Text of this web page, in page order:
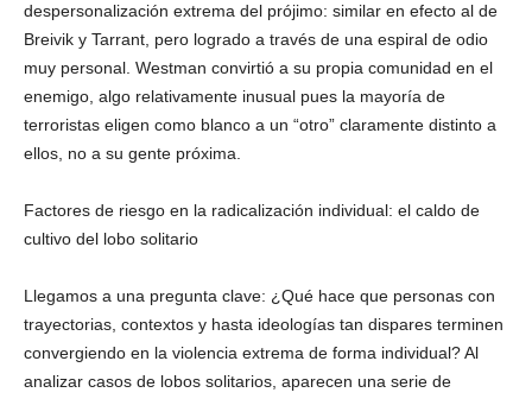
despersonalización extrema del prójimo: similar en efecto al de
Breivik y Tarrant, pero logrado a través de una espiral de odio
muy personal. Westman convirtió a su propia comunidad en el
enemigo, algo relativamente inusual pues la mayoría de
terroristas eligen como blanco a un “otro” claramente distinto a
ellos, no a su gente próxima.
Factores de riesgo en la radicalización individual: el caldo de
cultivo del lobo solitario
Llegamos a una pregunta clave: ¿Qué hace que personas con
trayectorias, contextos y hasta ideologías tan dispares terminen
convergiendo en la violencia extrema de forma individual? Al
analizar casos de lobos solitarios, aparecen una serie de